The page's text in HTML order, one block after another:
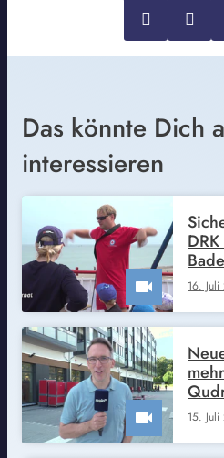
Das könnte Dich
interessieren
16.
15.